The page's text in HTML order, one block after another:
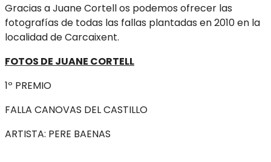
Gracias a Juane Cortell os podemos ofrecer las
fotografías de todas las fallas plantadas en 2010 en la
localidad de Carcaixent.
FOTOS DE JUANE CORTELL
1º PREMIO
FALLA CANOVAS DEL CASTILLO
ARTISTA: PERE BAENAS